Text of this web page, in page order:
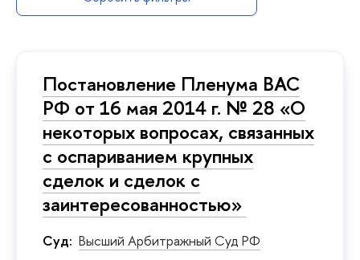
Постановление Пленума ВАС
РФ от 16 мая 2014 г. № 28 «О
некоторых вопросах, связанных
с оспариванием крупных
сделок и сделок с
заинтересованностью»
Суд: Высший Арбитражный Суд РФ